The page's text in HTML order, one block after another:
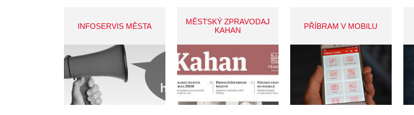
INFOSERVIS MĚSTA
MĚSTSKÝ ZPRAVODAJ
KAHAN
PŘÍBRAM V MOBILU